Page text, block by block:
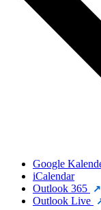
Google
iCalendar
Outlook 365
Outlook Live